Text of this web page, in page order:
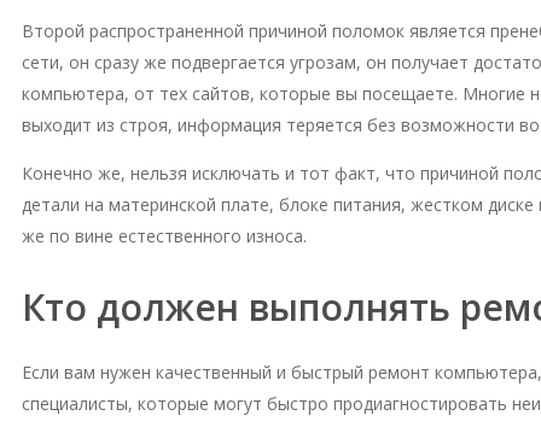
Второй распространенной причиной поломок является
сети, он сразу же подвергается угрозам, он получает
компьютера, от тех сайтов, которые вы посещаете. Многие
выходит из строя, информация теряется без возможности
Конечно же, нельзя исключать и тот факт, что причиной
детали на материнской плате, блоке питания, жестком
же по вине естественного износа.
Кто должен выполнять
Если вам нужен качественный и быстрый ремонт
специалисты, которые могут быстро продиагностировать